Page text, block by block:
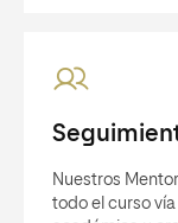
Nuestros
todo el curso vía